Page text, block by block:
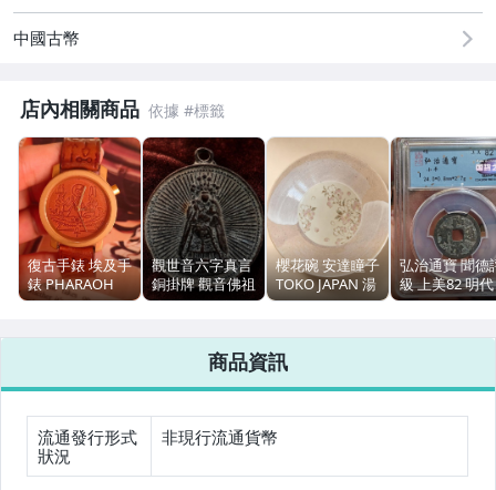
手機、配件與通訊
玩具、模型與公仔
男性精品與服飾
偶像、球員卡與郵幣
女裝與服飾配件
手錶與飾品配件
女包精品與女鞋
運動、戶外與休閒
中國古幣
店內相關商品
復古手錶 埃及手
錶 PHARAOH
BY BCAN 石英錶
觀世音六字真言
銅掛牌 觀音佛祖
佛牌掛飾 舊痕無
櫻花碗 安達瞳子
TOKO JAPAN 湯
碗 15.2cm 五只
弘治通寶 聞德
級 上美82 明代
白銅小平 古錢
商品資訊
流通發行形式
狀況
非現行流通貨幣